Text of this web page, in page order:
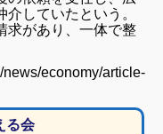
していたという。
求があり、一体で整
economy/article-
る会